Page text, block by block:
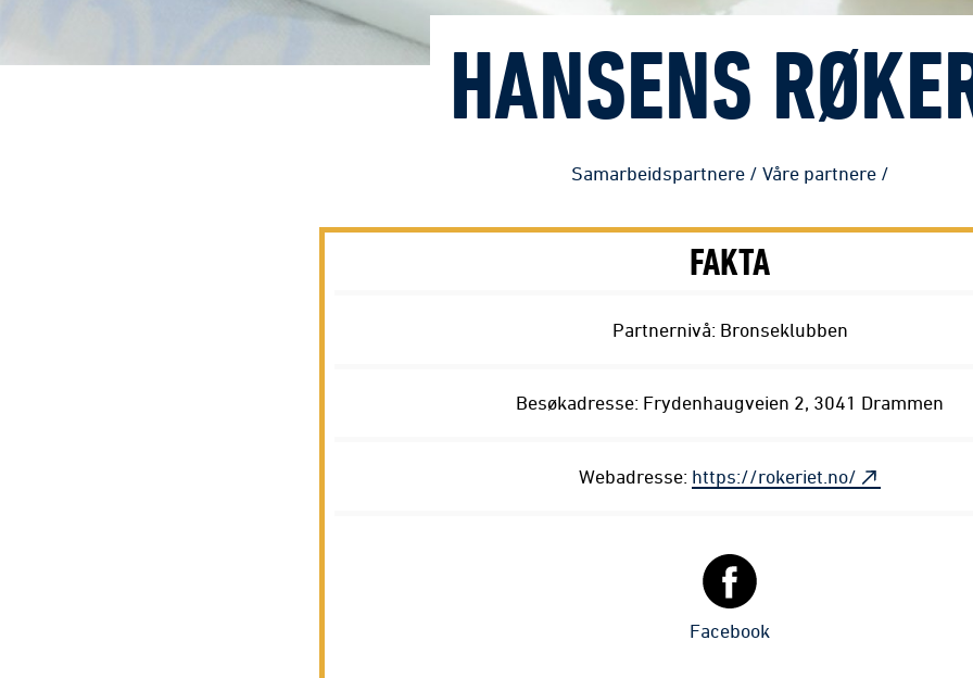
HANSENS
Samarbeidspartnere / Våre partnere /
FAKTA
Partnernivå: Bronseklubben
Besøkadresse: Frydenhaugveien 2, 3041 Drammen
Webadresse: https://rokeriet.no/
Facebook